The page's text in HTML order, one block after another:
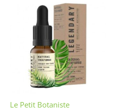
Le Petit Botaniste
variations.
Les
options
peuvent